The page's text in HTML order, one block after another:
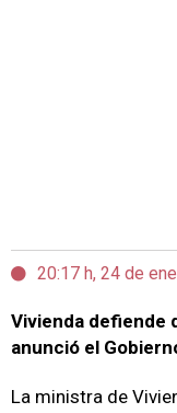
20:17 h, 24 de
Vivienda defiende
anunció el
La ministra de